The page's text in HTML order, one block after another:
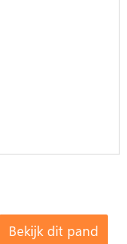
Bekijk dit pand